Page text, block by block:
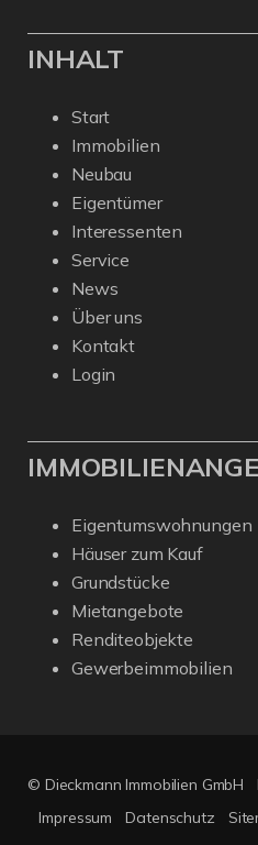
INHALT
Start
Immobilien
Neubau
Eigentümer
Interessenten
Service
News
Über uns
Kontakt
Login
Eigentumswohnungen
Häuser zum Kauf
Grundstücke
Mietangebote
Renditeobjekte
Gewerbeimmobilien
© Dieckmann Immobilien GmbH
Impressum
Datenschutz